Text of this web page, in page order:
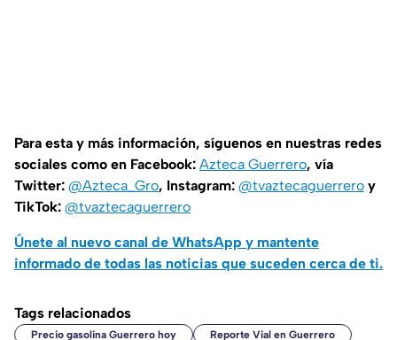
Para esta y más información, síguenos en nuestras redes
sociales como en Facebook: Azteca Guerrero, vía
Twitter: @Azteca_Gro, Instagram: @tvaztecaguerrero y
TikTok: @tvaztecaguerrero
Únete al nuevo canal de WhatsApp y mantente
informado de todas las noticias que suceden cerca de ti.
Tags relacionados
Precio gasolina Guerrero hoy
Reporte Vial en Guerrero